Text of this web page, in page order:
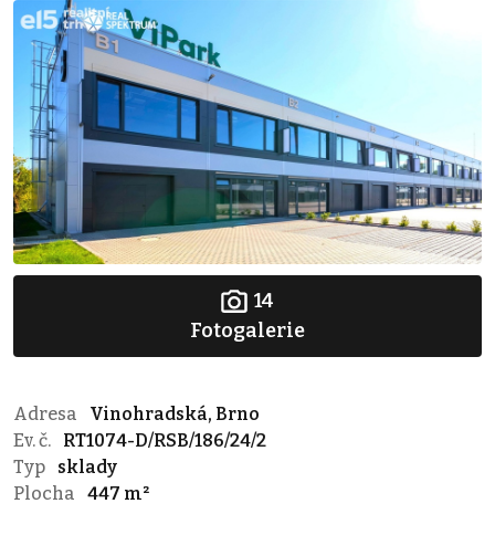
14
Fotogalerie
Adresa
Vinohradská, Brno
Ev. č.
RT1074-D/RSB/186/24/2
Typ
sklady
Plocha
447 m²